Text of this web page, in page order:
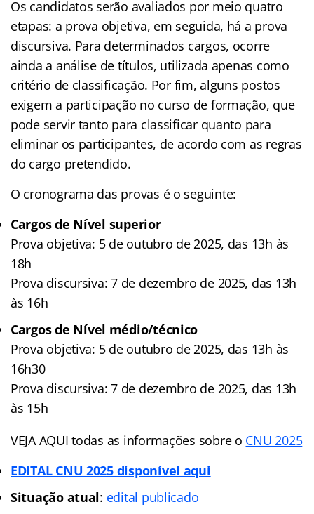
Os candidatos serão avaliados por meio quatro
etapas: a prova objetiva, em seguida, há a prova
discursiva. Para determinados cargos, ocorre
ainda a análise de títulos, utilizada apenas como
critério de classificação. Por fim, alguns postos
exigem a participação no curso de formação, que
pode servir tanto para classificar quanto para
eliminar os participantes, de acordo com as regras
do cargo pretendido.
O cronograma das provas é o seguinte:
Cargos de Nível superior
Prova objetiva: 5 de outubro de 2025, das 13h às
18h
Prova discursiva: 7 de dezembro de 2025, das 13h
às 16h
Cargos de Nível médio/técnico
Prova objetiva: 5 de outubro de 2025, das 13h às
16h30
Prova discursiva: 7 de dezembro de 2025, das 13h
às 15h
VEJA AQUI todas as informações sobre o CNU 2025
EDITAL CNU 2025 disponível aqui
Situação atual: edital publicado